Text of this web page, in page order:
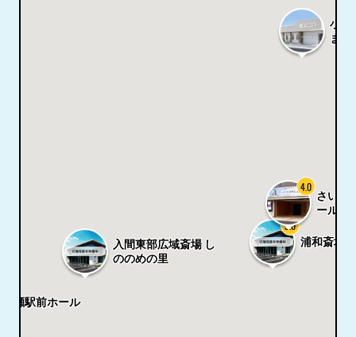
浦和斎場
5.0
入間東部広域斎場 し
ののめの里
鶴瀬駅前ホール
さいた
ール
4.0
小さ
ま大